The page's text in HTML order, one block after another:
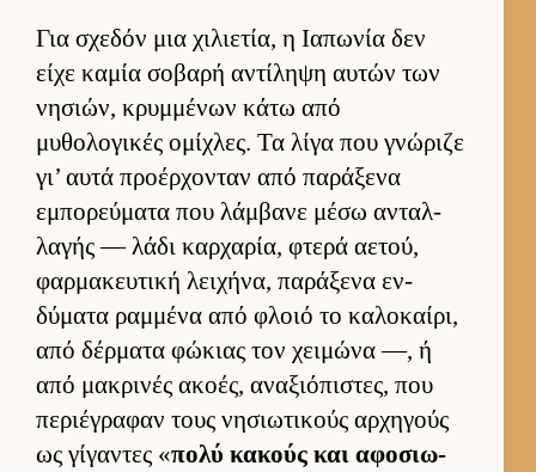
Για σχεδόν μια χιλιε­τία, η Ια­πωνία δεν
είχε καμία σοβαρή αντίληψη αυ­τών των
νησιών, κρυμ­μένων κάτω από
μυθολογικές ομίχλες. Τα λίγα που γνώριζε
γι’ αυτά προέρ­χονταν από παράξενα
εμπορεύ­ματα που λάμ­βανε μέσω ανταλ­
λαγής — λάδι καρ­χαρία, φτερά αετού,
φαρ­μακευ­τική λει­χήνα, παράξενα εν­
δύματα ραμ­μένα από φλοιό το καλοκαί­ρι,
από δέρ­ματα φώκιας τον χει­μώνα —, ή
από μακρινές ακοές, αναξιόπιστες, που
περιέγραφαν τους νησιω­τικούς αρ­χηγούς
ως γίγαντες «πολύ κακούς και αφοσιω­